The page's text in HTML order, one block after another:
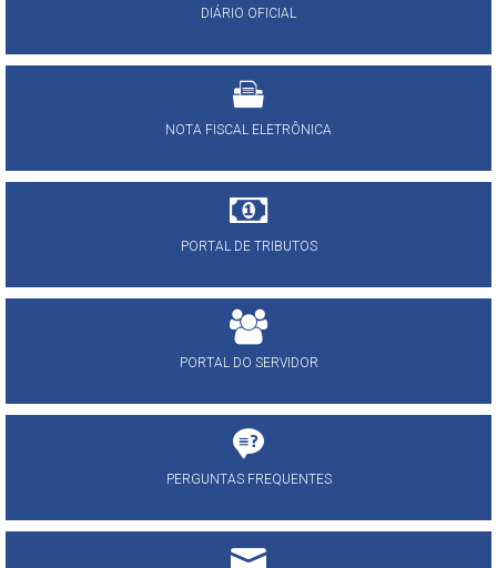
DIÁRIO OFICIAL
NOTA FISCAL ELETRÔNICA
PORTAL DE TRIBUTOS
PORTAL DO SERVIDOR
PERGUNTAS FREQUENTES